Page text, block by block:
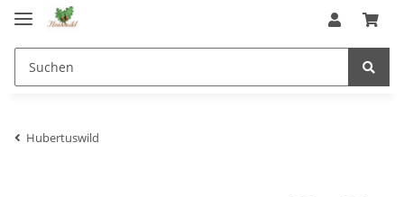
Hubertuswild